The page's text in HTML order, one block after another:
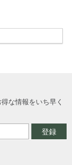
な情報をいち早く
登録